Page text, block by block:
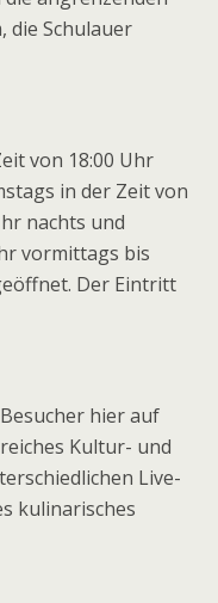
die Schulauer
von 18:00 Uhr
in der Zeit von
nachts und
vormittags bis
Der Eintritt
hier auf
Kultur- und
Live-
kulinarisches